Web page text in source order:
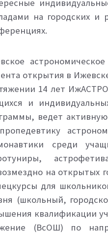
на городских и
открытия в
14 лет
и
ведет
среди
на открытых
для
(школьный,
квалификации
(ВсОШ) по